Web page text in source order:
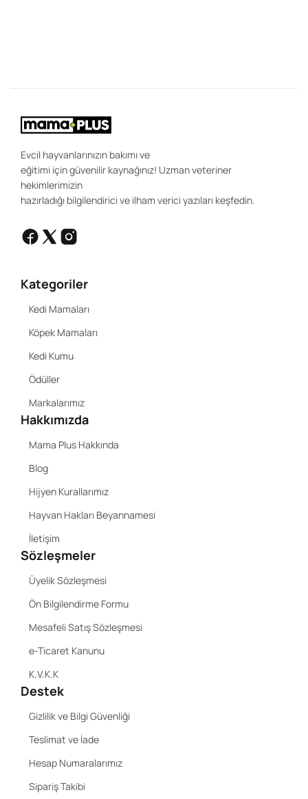
Evcil hayvanlarınızın bakımı ve
eğitimi için güvenilir kaynağınız! Uzman veteriner
hekimlerimizin
hazırladığı bilgilendirici ve ilham verici yazıları keşfedin.
Kategoriler
Kedi Mamaları
Köpek Mamaları
Kedi Kumu
Ödüller
Markalarımız
Hakkımızda
Mama Plus Hakkında
Blog
Hijyen Kurallarımız
Hayvan Hakları Beyannamesi
İletişim
Sözleşmeler
Üyelik Sözleşmesi
Ön Bilgilendirme Formu
Mesafeli Satış Sözleşmesi
e-Ticaret Kanunu
K.V.K.K
Destek
Gizlilik ve Bilgi Güvenliği
Teslimat ve İade
Hesap Numaralarımız
Sipariş Takibi